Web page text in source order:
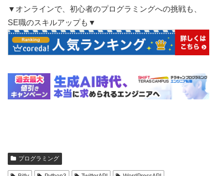
▼オンラインで、初心者のプログラミングへの挑戦も、
SE職のスキルアップも▼
プログラミング